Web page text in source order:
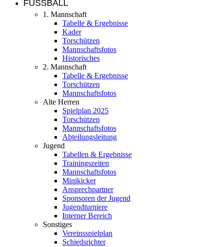
FUSSBALL
1. Mannschaft
Tabelle & Ergebnisse
Kader
Torschützen
Mannschaftsfotos
Historisches
2. Mannschaft
Tabelle & Ergebnisse
Torschützen
Mannschaftsfotos
Alte Herren
Spielplan 2025
Torschützen
Mannschaftsfotos
Abteilungsleitung
Jugend
Tabellen & Ergebnisse
Trainingszeiten
Mannschaftsfotos
Minikicker
Ansprechpartner
Sponsoren der Jugend
Jugendturniere
Interner Bereich
Sonstiges
Vereinsspielplan
Schiedsrichter